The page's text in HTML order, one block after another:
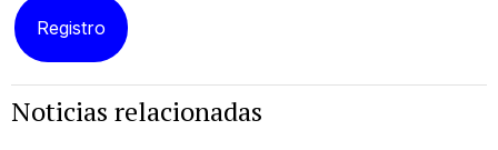
Noticias relacionadas